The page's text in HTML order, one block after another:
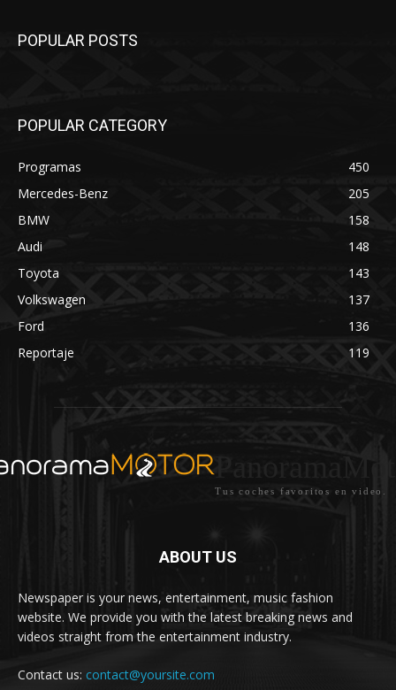
POPULAR POSTS
POPULAR CATEGORY
Programas
450
Mercedes-Benz
205
BMW
158
Audi
148
Toyota
143
Volkswagen
137
Ford
136
Reportaje
119
Tus coches favoritos en video.
ABOUT US
Newspaper is your news, entertainment, music fashion
website. We provide you with the latest breaking news and
videos straight from the entertainment industry.
Contact us: contact@yoursite.com